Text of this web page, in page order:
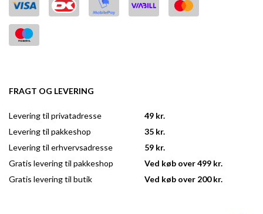
FRAGT OG LEVERING
Levering til privatadresse
Levering til pakkeshop
Levering til erhvervsadresse
Gratis levering til pakkeshop
Gratis levering til butik
49 kr.
35 kr.
59 kr.
Ved køb over 499 kr.
Ved køb over 200 kr.